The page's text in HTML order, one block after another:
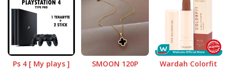
Ps 4 [ My plays ]
SMOON 120P
Wardah Colorfit